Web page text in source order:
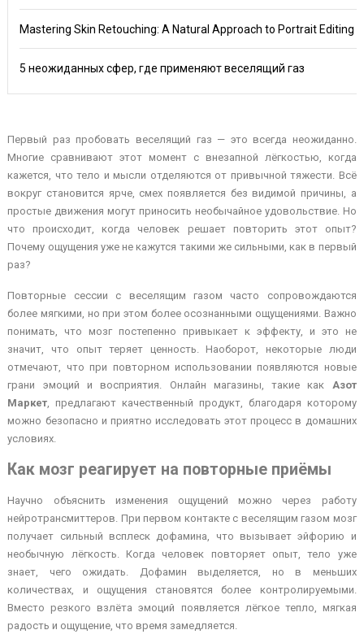
Mastering Skin Retouching: A Natural Approach to Portrait Editing
5 неожиданных сфер, где применяют веселящий газ
Первый раз пробовать веселящий газ — это всегда неожиданно.
Многие сравнивают этот момент с внезапной лёгкостью, когда
кажется, что тело и мысли отделяются от привычной тяжести. Всё
вокруг становится ярче, смех появляется без видимой причины, а
простые движения могут приносить необычайное удовольствие. Но
что происходит, когда человек решает повторить этот опыт?
Почему ощущения уже не кажутся такими же сильными, как в первый
раз?
Повторные сессии с веселящим газом часто сопровождаются
более мягкими, но при этом более осознанными ощущениями. Важно
понимать, что мозг постепенно привыкает к эффекту, и это не
значит, что опыт теряет ценность. Наоборот, некоторые люди
отмечают, что при повторном использовании появляются новые
грани эмоций и восприятия. Онлайн магазины, такие как Азот
Маркет , предлагают качественный продукт, благодаря которому
можно безопасно и приятно исследовать этот процесс в домашних
условиях.
Как мозг реагирует на повторные приёмы
Научно объяснить изменения ощущений можно через работу
нейротрансмиттеров. При первом контакте с веселящим газом мозг
получает сильный всплеск дофамина, что вызывает эйфорию и
необычную лёгкость. Когда человек повторяет опыт, тело уже
знает, чего ожидать. Дофамин выделяется, но в меньших
количествах, и ощущения становятся более контролируемыми.
Вместо резкого взлёта эмоций появляется лёгкое тепло, мягкая
радость и ощущение, что время замедляется.